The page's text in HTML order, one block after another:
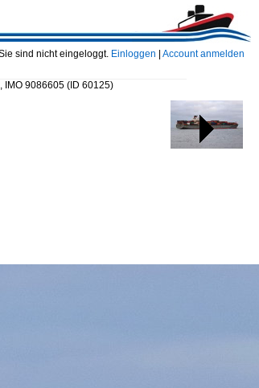
sind nicht eingeloggt. Einloggen Account anmelden
IMO 9086605 (ID 60125)